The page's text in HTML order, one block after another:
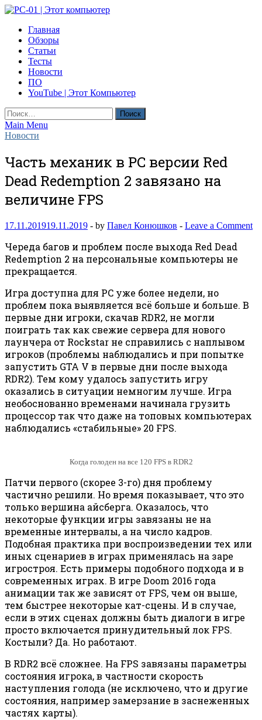
Skip
content
PC-01 | Этот компьютер
Компьютерные новости
Главная
Обзоры
Статьи
Тесты
Новости
ПО
YouTube | Этот Компьютер
Найти:
Main Menu
Новости
Часть механик в PC версии Red
Dead Redemption 2 завязано на
величине FPS
17.11.201919.11.2019 - by Павел Конюшков - Leave a Comment
Череда багов и проблем после выхода Red Dead
Redemption 2 на персональные компьютеры не
прекращается.
Игра доступна для PC уже более недели, но
проблем пока выявляется всё больше и больше. В
первые дни игроки, скачав RDR2, не могли
поиграть так как свежие сервера для нового
лаунчера от Rockstar не справились с наплывом
игроков (проблемы наблюдались и при попытке
запустить GTA V в первые дни после выхода
RDR2). Тем кому удалось запустить игру
оказались в ситуации немногим лучше. Игра
необоснованно временами начинала грузить
процессор так что даже на топовых компьютерах
наблюдались «стабильные» 20 FPS.
Когда голоден на все 120 FPS в RDR2
Патчи первого (скорее 3-го) дня проблему
частично решили. Но время показывает, что это
только вершина айсберга. Оказалось, что
некоторые функции игры завязаны не на
временные интервалы, а на число кадров.
Подобная практика при воспроизведении тех или
иных сценариев в играх применялась на заре
игростроя. Есть примеры подобного подхода и в
современных играх. В игре Doom 2016 года
анимации так же зависят от FPS, чем он выше,
тем быстрее некоторые кат-сцены. И в случае,
если в этих сценах должны быть диалоги в игре
просто включается принудительный лок FPS.
Костыли? Да. Но работают.
В RDR2 всё сложнее. На FPS завязаны параметры
состояния игрока, в частности скорость
наступления голода (не исключено, что и другие
состояния, например замерзание в заснеженных
частях карты).